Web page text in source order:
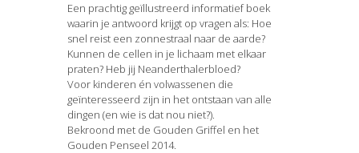
Een prachtig geïllustreerd informatief boek
waarin je antwoord krijgt op vragen als: Hoe
snel reist een zonnestraal naar de aarde?
Kunnen de cellen in je lichaam met elkaar
praten? Heb jij Neanderthalerbloed?
Voor kinderen én volwassenen die
geïnteresseerd zijn in het ontstaan van alle
dingen (en wie is dat nou niet?).
Bekroond met de Gouden Griffel en het
Gouden Penseel 2014.